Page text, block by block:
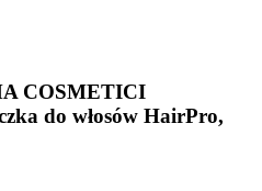
COSMETICI
do włosów HairPro,